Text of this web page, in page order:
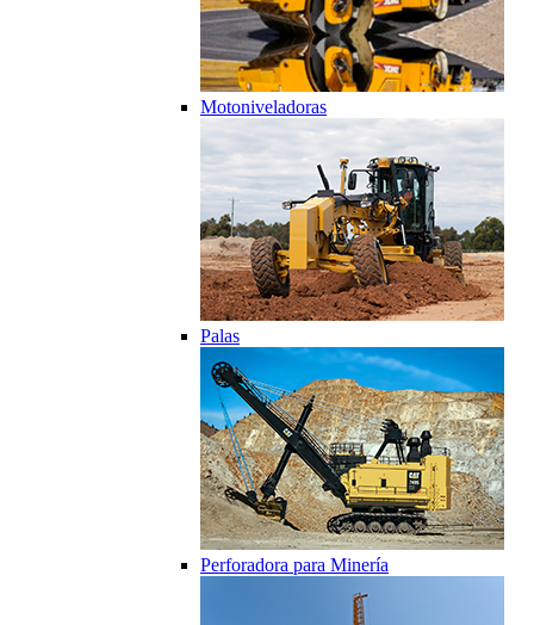
Motoniveladoras
Palas
Perforadora para Minería